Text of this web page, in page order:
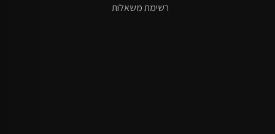
רשימת משאלות